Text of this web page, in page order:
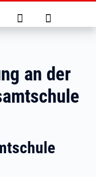
Suche Anmelden
an der